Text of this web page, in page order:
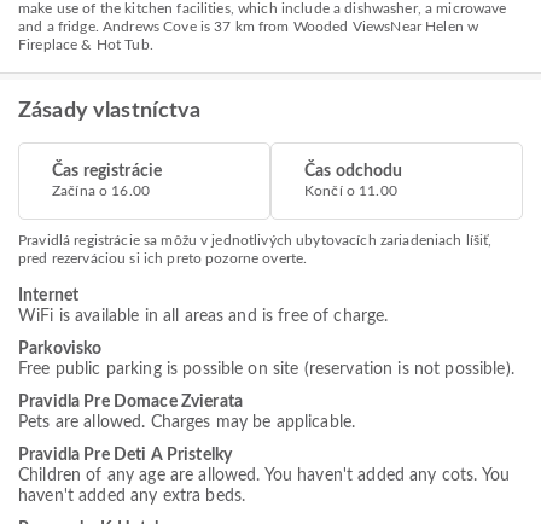
make use of the kitchen facilities, which include a dishwasher, a microwave
and a fridge. Andrews Cove is 37 km from Wooded ViewsNear Helen w
Fireplace & Hot Tub.
Zásady vlastníctva
Čas registrácie
Začína o 16.00
Čas odchodu
Končí o 11.00
Pravidlá registrácie sa môžu v jednotlivých ubytovacích zariadeniach líšiť,
pred rezerváciou si ich preto pozorne overte.
Internet
WiFi is available in all areas and is free of charge.
Parkovisko
Free public parking is possible on site (reservation is not possible).
Pravidla Pre Domace Zvierata
Pets are allowed. Charges may be applicable.
Pravidla Pre Deti A Pristelky
Children of any age are allowed. You haven't added any cots. You
haven't added any extra beds.